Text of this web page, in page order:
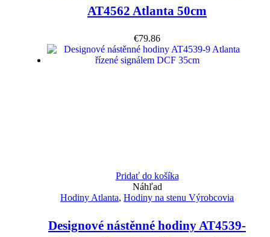
AT4562 Atlanta 50cm
€79.86
Pridať do košíka
Náhľad
Hodiny Atlanta, Hodiny na stenu Výrobcovia
Designové nástěnné hodiny AT4539-